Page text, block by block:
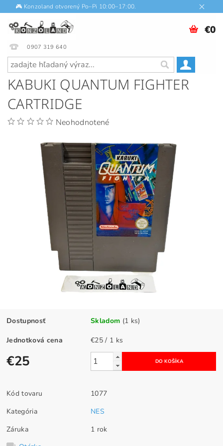
🎮 Konzoland otvorený Po–Pi 10:00–17:00.
0907 319 640
€0
KABUKI QUANTUM FIGHTER
CARTRIDGE
Neohodnotené
Dostupnosť Skladom (1 ks)
Jednotková cena €25 / 1 ks
€25
Kód tovaru
1077
Kategória
NES
Záruka
1 rok